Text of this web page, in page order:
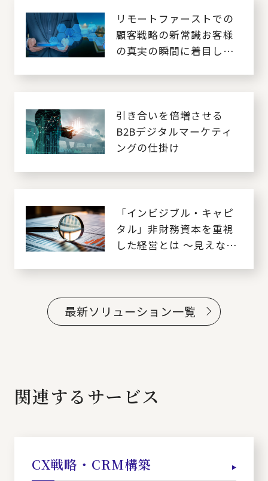
リモートファーストでの
顧客戦略の新常識お客様
の真実の瞬間に着目し
引き合いを倍増させる
B2Bデジタルマーケティ
ングの仕掛け
「インビジブル・キャピ
タル」非財務資本を重視
した経営とは ～見えない
最新ソリューション一覧
関連するサービス
CX戦略・CRM構築